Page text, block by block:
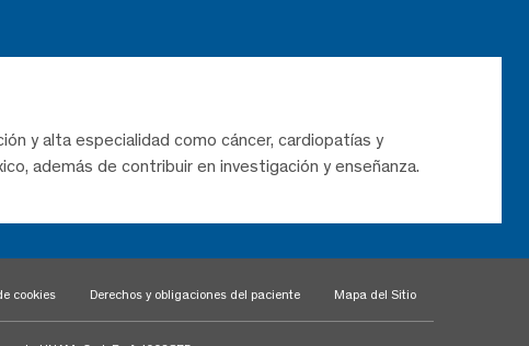
y alta especialidad como cáncer, cardiopatías y
además de contribuir en investigación y enseñanza.
cookies Derechos y obligaciones del paciente Mapa del Sitio